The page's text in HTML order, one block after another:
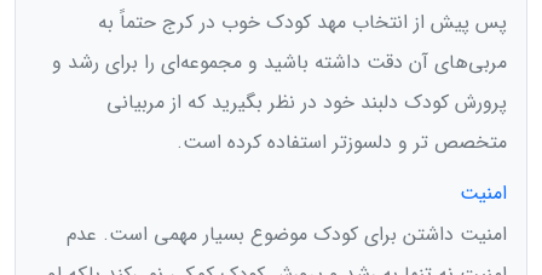
پس پیش از انتخاب مهد کودک خوب در کرج حتماً به
مربی‌های آن دقت داشته باشید و مجموعه‌ای را برای رشد و
پرورش کودک دلبند خود در نظر بگیرید که از مربیانی
متخصص تر و دلسوزتر استفاده کرده است.
امنیت
امنیت داشتن برای کودک موضوع بسیار مهمی است. عدم